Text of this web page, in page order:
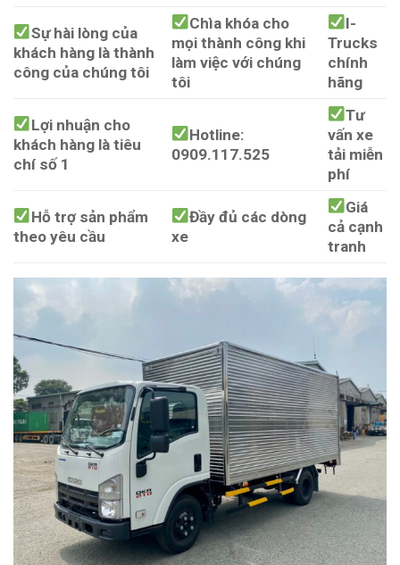
Sự hài lòng của
khách hàng là thành
công của chúng tôi
Chìa khóa cho
mọi thành công khi
làm việc với chúng
tôi
I-
Trucks
chính
hãng
Lợi nhuận cho
khách hàng là tiêu
chí số 1
Hotline:
0909.117.525
Tư
vấn xe
tải miễn
phí
Hỗ trợ sản phẩm
theo yêu cầu
Đầy đủ các dòng
xe
Giá
cả cạnh
tranh